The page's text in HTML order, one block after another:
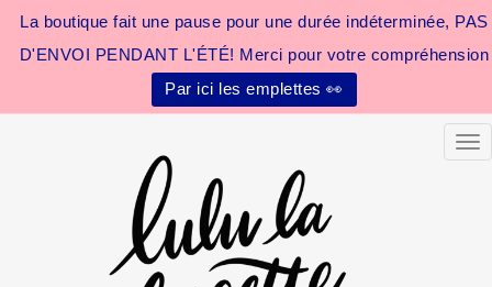
La boutique fait une pause pour une durée indéterminée, PAS
D'ENVOI PENDANT L'ÉTÉ! Merci pour votre compréhension
Par ici les emplettes 👀